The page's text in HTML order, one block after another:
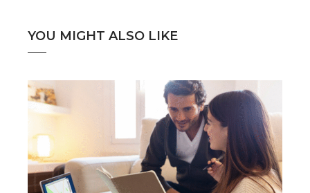
YOU MIGHT ALSO LIKE